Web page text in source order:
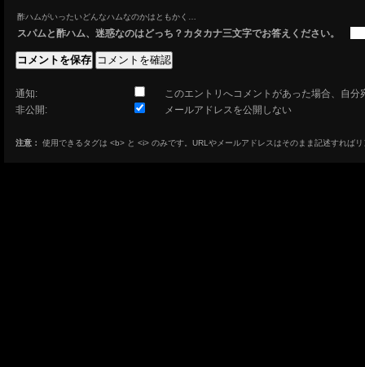
酢ハムがいったいどんなハムなのかはともかく…
スパムと酢ハム、迷惑なのはどっち？カタカナ三文字でお答えください。
通知:
このエントリへコメントがあった場合、自分
非公開:
メールアドレスを公開しない
注意： 使用できるタグは <b> と <i> のみです。URLやメールアドレスはそのまま記述すれば